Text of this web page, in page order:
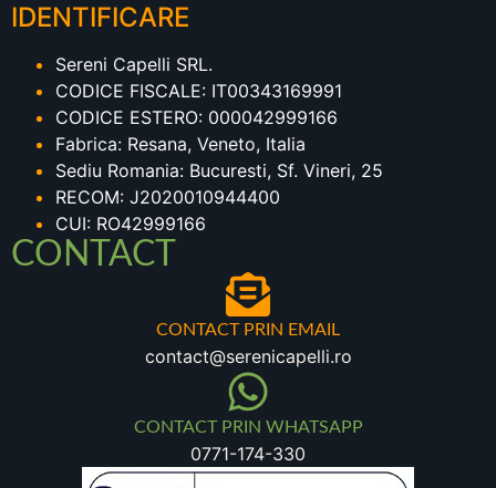
IDENTIFICARE
Sereni Capelli SRL.
CODICE FISCALE: IT00343169991
CODICE ESTERO: 000042999166
Fabrica: Resana, Veneto, Italia
Sediu Romania: Bucuresti, Sf. Vineri, 25
RECOM: J2020010944400
CUI: RO42999166
CONTACT
CONTACT PRIN EMAIL
contact@serenicapelli.ro
CONTACT PRIN WHATSAPP
0771-174-330